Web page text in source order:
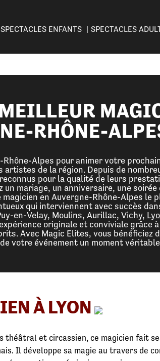
SPECTACLES ENFANTS SPECTACLES
RHÔNE-
Alpes pour animer votre
de la région. Depuis de
pour la qualité de leurs
un mariage, un anniversaire, une
en Auvergne-Rhône-Alpes le
qui interviennent avec succès
en-Velay, Moulins, Aurillac, Vichy,
originale et conviviale grâce
Avec Magic Elites, vous bénéficiez
votre événement un moment
À LYON
théâtral et circassien, ce magicien fait
Il développe sa magie au travers de